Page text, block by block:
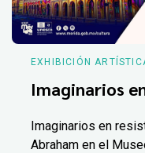
EXHIBICIÓN
Imaginarios
Imaginarios en
Abraham en el